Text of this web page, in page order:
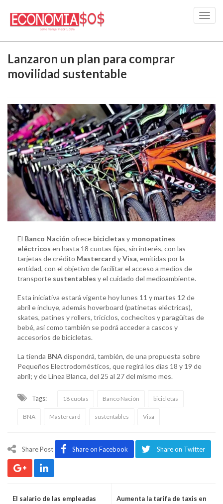
Lanzaron un plan para comprar
movilidad sustentable
El Banco Nación ofrece bicicletas y monopatines
eléctricos en hasta 18 cuotas fijas, sin interés, con las
tarjetas de crédito Mastercard yVisa, emitidas por la
entidad, con el objetivo de facilitar el acceso a medios de
transporte sustentables y el cuidado del medioambiente.
Esta iniciativa estará vigente hoy lunes 11 y martes 12 de
abril e incluye, además hoverboard (patinetas eléctricas),
skates, patines y rollers, triciclos, cochecitos y paragüitas de
bebé, así como también se podrá acceder a cascos y
accesorios de bicicletas.
La tienda BNAdispondrá, también, de una propuesta sobre
Pequeños Electrodomésticos, que regirá los días 18 y 19 de
abril; y de Línea Blanca, del 25 al 27 del mismo mes.
Tags: 18 cuotas Banco Nación bicicletas
BNA Mastercard sustentables Visa
Share Post Share on Facebook Share on Twitter
El salario de las empleadas
Aumenta la tarifa de taxis en